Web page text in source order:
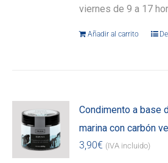
viernes de 9 a 17
Añadir al carrito
Condimento a base
marina con carbón
3,90€ (IVA incluido)